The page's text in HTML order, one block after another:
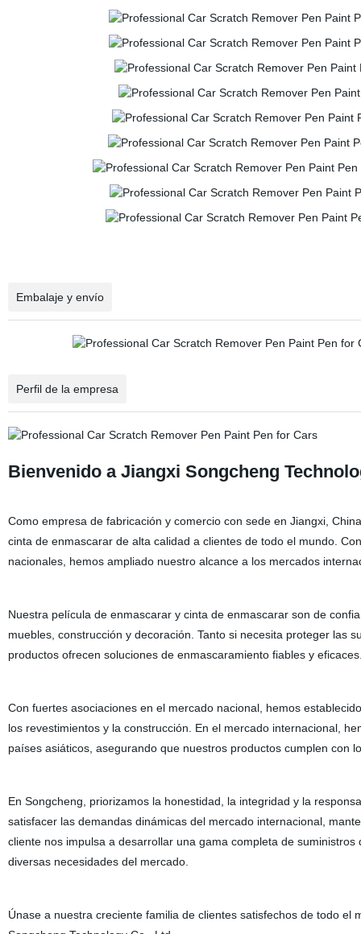
Embalaje y envío
Perfil de la empresa
Bienvenido a Jiangxi Songcheng
Como empresa de fabricación y comercio con sede en Jiangxi,
cinta de enmascarar de alta calidad a clientes de todo el mundo.
nacionales, hemos ampliado nuestro alcance a los mercados
Nuestra película de enmascarar y cinta de enmascarar son de
muebles, construcción y decoración. Tanto si necesita proteger las
productos ofrecen soluciones de enmascaramiento fiables y
Con fuertes asociaciones en el mercado nacional, hemos
los revestimientos y la construcción. En el mercado internacional,
países asiáticos, asegurando que nuestros productos cumplen con
En Songcheng, priorizamos la honestidad, la integridad y la
satisfacer las demandas dinámicas del mercado internacional,
cliente nos impulsa a desarrollar una gama completa de
diversas necesidades del mercado.
Únase a nuestra creciente familia de clientes satisfechos de todo